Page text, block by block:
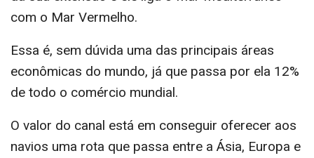
com o Mar Vermelho.
Essa é, sem dúvida uma das principais áreas
econômicas do mundo, já que passa por ela 12%
de todo o comércio mundial.
O valor do canal está em conseguir oferecer aos
navios uma rota que passa entre a Ásia, Europa e